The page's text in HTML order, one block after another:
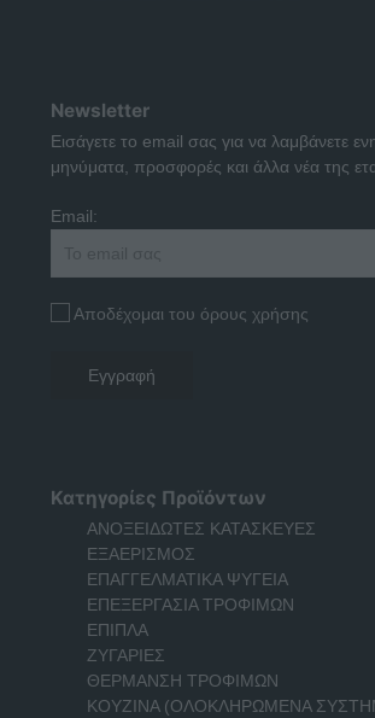
Newsletter
Εισάγετε το email σας για να λαμβάνετε
μηνύματα, προσφορές και άλλα νέα της
Email:
Αποδέχομαι του όρους χρήσης
Κατηγορίες Προϊόντων
ΑΝΟΞΕΙΔΩΤΕΣ ΚΑΤΑΣΚΕΥΕΣ
ΕΞΑΕΡΙΣΜΟΣ
ΕΠΑΓΓΕΛΜΑΤΙΚΑ ΨΥΓΕΙΑ
ΕΠΕΞΕΡΓΑΣΙΑ ΤΡΟΦΙΜΩΝ
ΕΠΙΠΛΑ
ΖΥΓΑΡΙΕΣ
ΘΕΡΜΑΝΣΗ ΤΡΟΦΙΜΩΝ
ΚΟΥΖΙΝΑ (ΟΛΟΚΛΗΡΩΜΕΝΑ